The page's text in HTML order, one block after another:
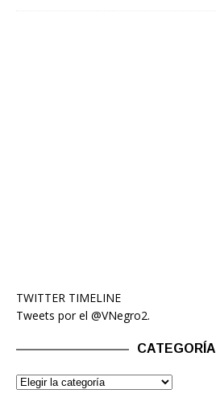
TWITTER TIMELINE
Tweets por el @VNegro2.